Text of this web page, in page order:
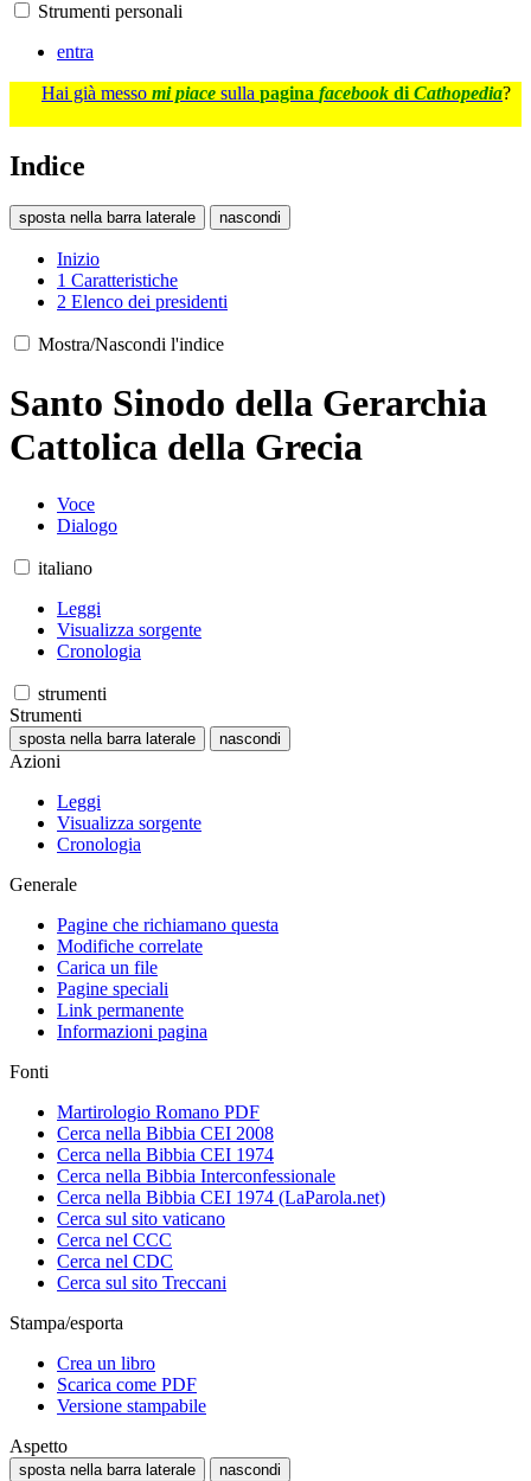
Strumenti personali
entra
Hai già messo mi piace sulla pagina facebook di Cathopedia?
Indice
sposta nella barra laterale nascondi
Inizio
1 Caratteristiche
2 Elenco dei presidenti
Mostra/Nascondi l'indice
Santo Sinodo della Gerarchia
Cattolica della Grecia
Voce
Dialogo
italiano
Leggi
Visualizza sorgente
Cronologia
strumenti
Strumenti
sposta nella barra laterale nascondi
Azioni
Leggi
Visualizza sorgente
Cronologia
Generale
Pagine che richiamano questa
Modifiche correlate
Carica un file
Pagine speciali
Link permanente
Informazioni pagina
Fonti
Martirologio Romano PDF
Cerca nella Bibbia CEI 2008
Cerca nella Bibbia CEI 1974
Cerca nella Bibbia Interconfessionale
Cerca nella Bibbia CEI 1974 (LaParola.net)
Cerca sul sito vaticano
Cerca nel CCC
Cerca nel CDC
Cerca sul sito Treccani
Stampa/esporta
Crea un libro
Scarica come PDF
Versione stampabile
Aspetto
sposta nella barra laterale nascondi